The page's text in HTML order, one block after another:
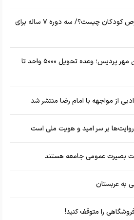
«تربیت صامت» در خصوص کودکان چیست؟/ سه دوره ۷ ساله برای
پروژه‌های ۱۷ ساله مسکن مهر پردیس؛ وعده تحویل ۵۰۰۰ واحد تا
از مواجهه با امام رضا منتشر شد
بر سر امید و هویت ملی است
بصیرت عمومی جامعه هستند
به عربستان
را متوقف کنید!